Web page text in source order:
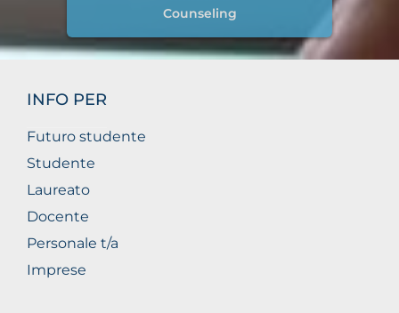
Counseling
INFO PER
Futuro studente
Studente
Laureato
Docente
Personale t/a
Imprese